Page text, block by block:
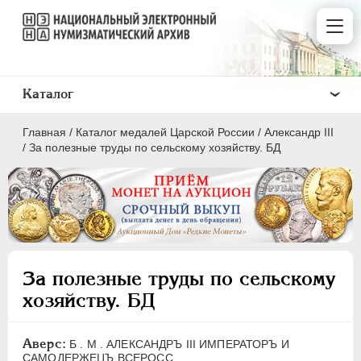
Главная / Каталог медалей Царской России / Александр III
/ За полезные труды по сельскому хозяйству. БД
За полезные труды по сельскому
хозяйству. БД
Аверс: Б . М . АЛЕКСАНДРЪ III ИМПЕРАТОРЪ И
САМОДЕРЖЕЦЪ ВСЕРОСС .
Каталог
ВСЕ
ЕКАТЕРИНА I 1725-1727
ПЕТР II 1727-1729
ИОАНН АНТОНОВИЧ 1740-1741